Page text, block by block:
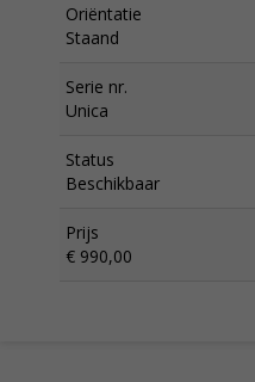
Oriëntatie
Staand
Serie nr.
Unica
Status
Beschikbaar
Prijs
€ 990,00